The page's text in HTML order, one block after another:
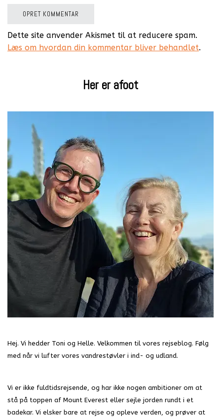
Dette site anvender Akismet til at reducere spam.
Læs om hvordan din kommentar bliver behandlet.
Her er afoot
Hej. Vi hedder Toni og Helle. Velkommen til vores rejseblog. Følg
med når vi lufter vores vandrestøvler i ind- og udland.
Vi er ikke fuldtidsrejsende, og har ikke nogen ambitioner om at
stå på toppen af Mount Everest eller sejle jorden rundt i et
badekar. Vi elsker bare at rejse og opleve verden, og prøver at